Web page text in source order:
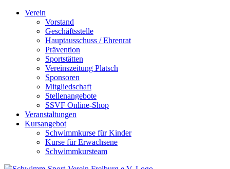
Zum
Verein
Vorstand
Geschäftsstelle
Hauptausschuss / Ehrenrat
Prävention
Sportstätten
Vereinszeitung Platsch
Sponsoren
Mitgliedschaft
Stellenangebote
SSVF Online-Shop
Veranstaltungen
Kursangebot
Schwimmkurse für Kinder
Kurse für Erwachsene
Schwimmkursteam